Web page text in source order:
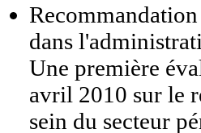
dans
Une première
avril 2010 sur le
sein du secteur